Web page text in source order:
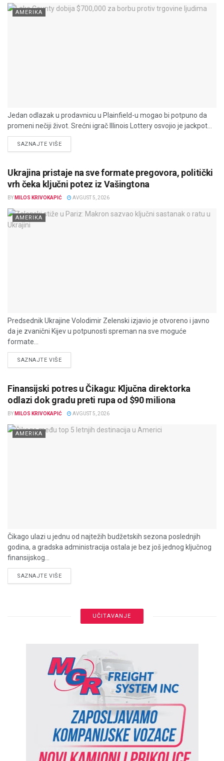
AMERIKA
Jedan odlazak u prodavnicu u Plainfield-u mogao bi potpuno da
promeni nečiji život. Srećni igrač Illinois Lottery osvojio je jackpot...
SAZNAJTE VIŠEDETAILS
Ukrajina pristaje na sve formate pregovora, politički
vrh čeka ključni potez iz Vašingtona
BY MILOS KRIVOKAPIĆ AVGUST 5, 2026
AMERIKA
Predsednik Ukrajine Volodimir Zelenski izjavio je otvoreno i javno
da je zvanični Kijev u potpunosti spreman na sve moguće
formate...
SAZNAJTE VIŠEDETAILS
Finansijski potres u Čikagu: Ključna direktorka
odlazi dok gradu preti rupa od $90 miliona
BY MILOS KRIVOKAPIĆ AVGUST 5, 2026
AMERIKA
Čikago ulazi u jednu od najtežih budžetskih sezona poslednjih
godina, a gradska administracija ostala je bez još jednog ključnog
finansijskog...
SAZNAJTE VIŠEDETAILS
UČITAVANJE